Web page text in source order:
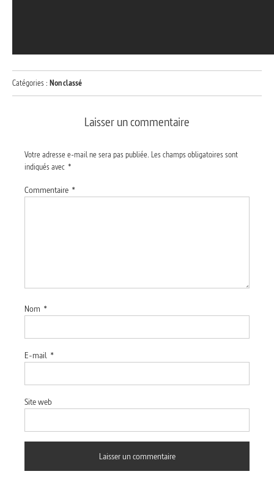
Catégories : Non classé
Laisser un commentaire
Votre adresse e-mail ne sera pas publiée. Les champs obligatoires sont
indiqués avec *
Commentaire *
Nom *
E-mail *
Site web